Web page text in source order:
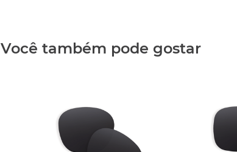
Você também pode gostar